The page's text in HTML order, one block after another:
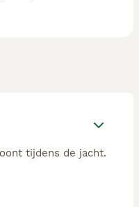
tijdens de jacht.